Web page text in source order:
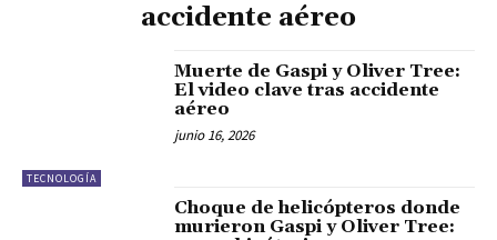
accidente aéreo
TECNOLOGÍA
Muerte de Gaspi y Oliver Tree:
El video clave tras accidente
aéreo
junio 16, 2026
Choque de helicópteros donde
murieron Gaspi y Oliver Tree: